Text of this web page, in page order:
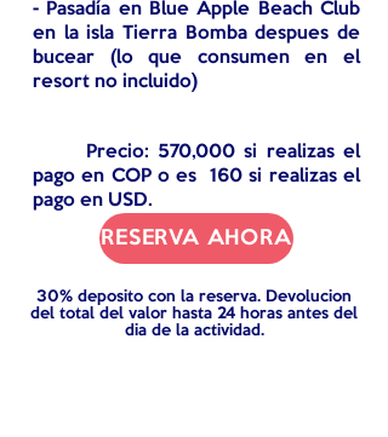
- Pasadía en Blue Apple Beach Club
en la isla Tierra Bomba despues de
bucear (lo que consumen en el
resort no incluido)
Precio: 570,000 si realizas el
pago en COP o es 160 si realizas el
pago en USD.
RESERVA AHORA
30% deposito con la reserva. Devolucion
del total del valor hasta 24 horas antes del
dia de la actividad.